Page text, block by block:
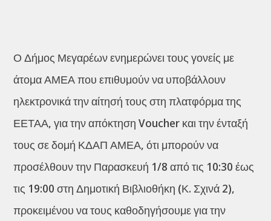
Ο Δήμος Μεγαρέων ενημερώνει τους γονείς με
άτομα ΑΜΕΑ που επιθυμούν να υποβάλλουν
ηλεκτρονικά την αίτησή τους στη πλατφόρμα της
ΕΕΤΑΑ, για την απόκτηση Voucher και την ένταξή
τους σε δομή ΚΔΑΠ ΑΜΕΑ, ότι μπορούν να
προσέλθουν την Παρασκευή 1/8 από τις 10:30 έως
τις 19:00 στη Δημοτική Βιβλιοθήκη (Κ. Σχινά 2),
προκειμένου να τους καθοδηγήσουμε για την